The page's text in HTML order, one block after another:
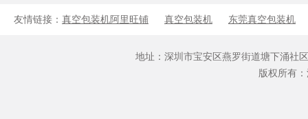
友情链接： 真空包装机阿里旺铺 真空包装机 东莞真空包装机
地址：深圳市宝安区燕罗街道塘下涌社区
版权所有